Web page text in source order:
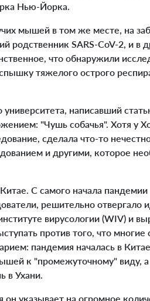
Нью-Йорка.
мышей в том же месте, на
родственник SARS-CoV-2, и в
что обнаружили
тяжелого острого
написавший
"Чушь собачья". Хотя у
сделала что-то
и другими, которое
С самого начала пандемии
решительно отвергало
вирусологии (WIV) и
против того, что многие
пандемия началась в Китае
к "промежуточному" виду, а
в Ухани.
указывает на огромное